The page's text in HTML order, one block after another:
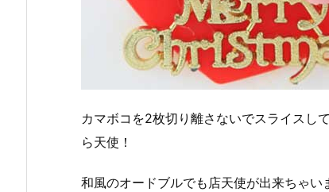
カマボコを2枚切り離さないでスライスし
ら天使！
和風のオードブルでも店天使が出来ちゃい